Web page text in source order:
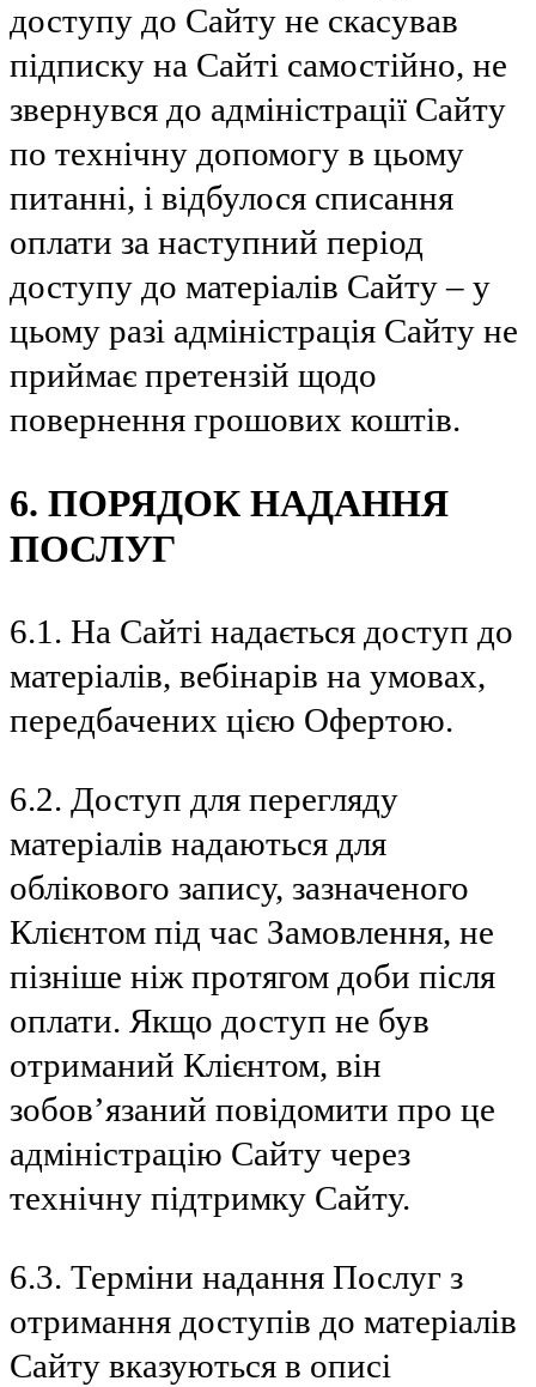
доступу до Сайту не скасував
підписку на Сайті самостійно, не
звернувся до адміністрації Сайту
по технічну допомогу в цьому
питанні, і відбулося списання
оплати за наступний період
доступу до матеріалів Сайту – у
цьому разі адміністрація Сайту не
приймає претензій щодо
повернення грошових коштів.
6. ПОРЯДОК НАДАННЯ
ПОСЛУГ
6.1. На Сайті надається доступ до
матеріалів, вебінарів на умовах,
передбачених цією Офертою.
6.2. Доступ для перегляду
матеріалів надаються для
облікового запису, зазначеного
Клієнтом під час Замовлення, не
пізніше ніж протягом доби після
оплати. Якщо доступ не був
отриманий Клієнтом, він
зобов’язаний повідомити про це
адміністрацію Сайту через
технічну підтримку Сайту.
6.3. Терміни надання Послуг з
отримання доступів до матеріалів
Сайту вказуються в описі